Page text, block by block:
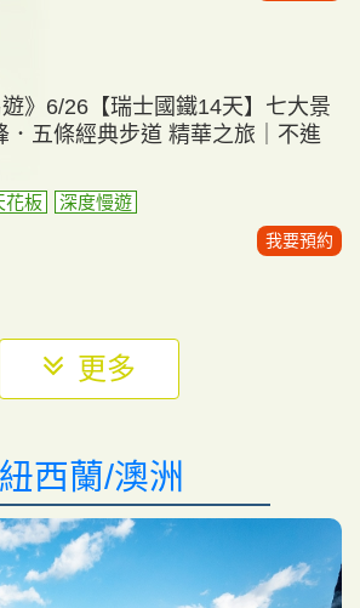
》6/26【瑞士國鐵14天】七大景
．五條經典步道 精華之旅｜不進
花板 深度慢遊
我要預約